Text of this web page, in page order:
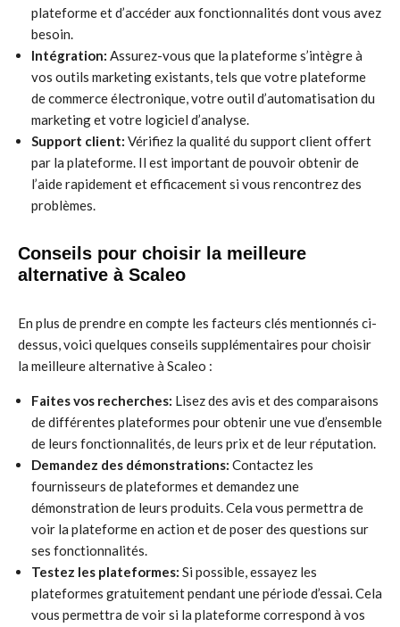
plateforme et d’accéder aux fonctionnalités dont vous avez
besoin.
Intégration: Assurez-vous que la plateforme s’intègre à
vos outils marketing existants, tels que votre plateforme
de commerce électronique, votre outil d’automatisation du
marketing et votre logiciel d’analyse.
Support client: Vérifiez la qualité du support client offert
par la plateforme. Il est important de pouvoir obtenir de
l’aide rapidement et efficacement si vous rencontrez des
problèmes.
Conseils pour choisir la meilleure
alternative à Scaleo
En plus de prendre en compte les facteurs clés mentionnés ci-
dessus, voici quelques conseils supplémentaires pour choisir
la meilleure alternative à Scaleo :
Faites vos recherches: Lisez des avis et des comparaisons
de différentes plateformes pour obtenir une vue d’ensemble
de leurs fonctionnalités, de leurs prix et de leur réputation.
Demandez des démonstrations: Contactez les
fournisseurs de plateformes et demandez une
démonstration de leurs produits. Cela vous permettra de
voir la plateforme en action et de poser des questions sur
ses fonctionnalités.
Testez les plateformes: Si possible, essayez les
plateformes gratuitement pendant une période d’essai. Cela
vous permettra de voir si la plateforme correspond à vos